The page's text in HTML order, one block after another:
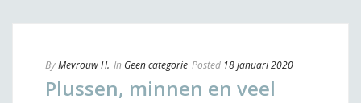
ByMevrouw H. In Geen categorie Posted 18 januari 2020
Plussen, minnen en veel